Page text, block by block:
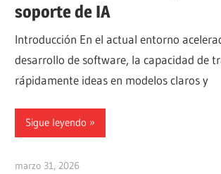
soporte de IA
Introducción En el actual entorno
desarrollo de software, la capacidad de
rápidamente ideas en modelos claros y
Sigue leyendo
marzo 31, 2026